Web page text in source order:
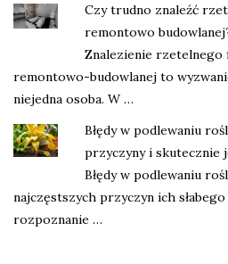
Czy trudno znaleźć
remontowo
Znalezienie rzetelnego
remontowo-budowlanej to
niejedna osoba. W …
Błędy w podlewaniu
przyczyny i skutecznie
Błędy w podlewaniu
najczęstszych przyczyn ich
rozpoznanie …